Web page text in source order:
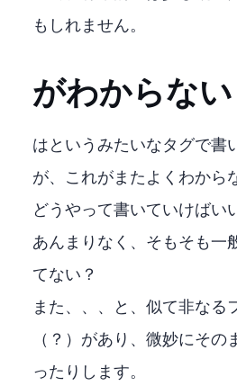
もしれません。
XAMLがわからない
GUIはXAMLというXMLみたいなタ
が、これがまたよくわから
どうやって書いていけばい
あんまりなく、そもそも一
てない？
また、UWP、WPF、WinUI3と、似て
（？）があり、微妙にその
ったりします。